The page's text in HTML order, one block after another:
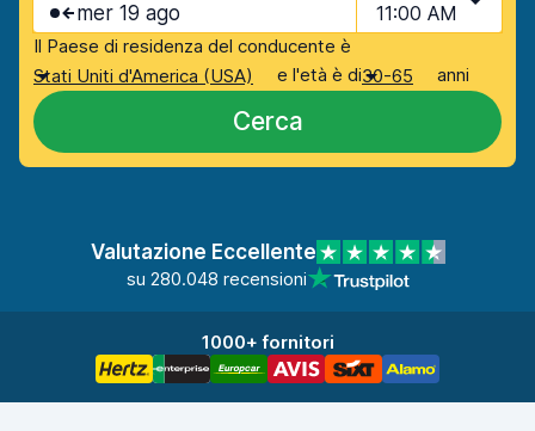
mer 19 ago 11:00 AM
Il Paese di residenza del conducente è
Stati Uniti d'America (USA)
e l'età è di30-65 anni
Cerca
Valutazione Eccellente
su 280.048 recensioni
1000+ fornitori